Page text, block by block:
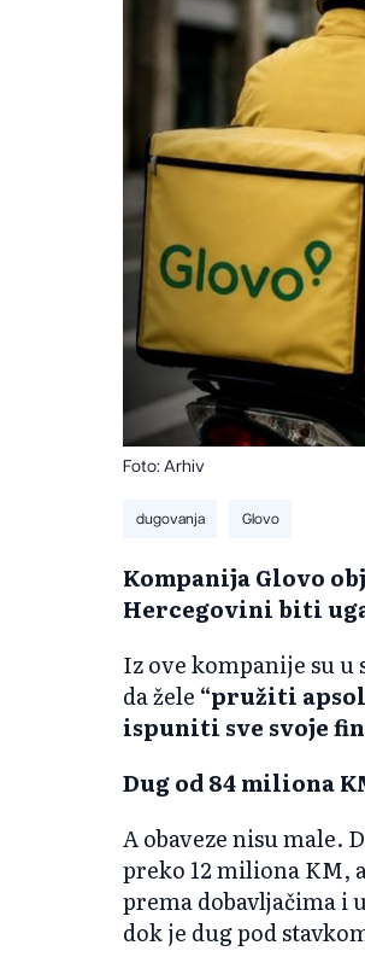
Foto: Arhiv
dugovanja Glovo
Kompanija Glovo
Hercegovini biti
Iz ove kompanije su
da žele “pružiti
ispuniti sve svoje
Dug od 84 miliona
A obaveze nisu male.
preko 12 miliona KM,
prema dobavljačima i
dok je dug pod